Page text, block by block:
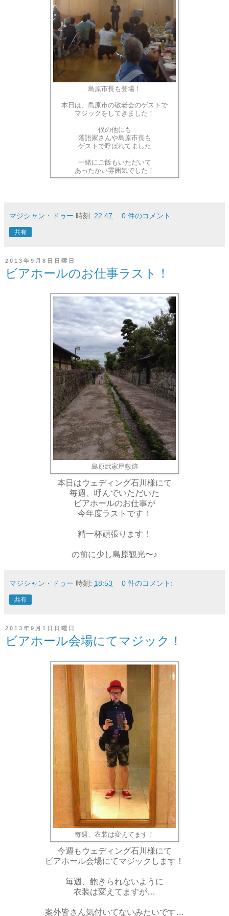
島原市長も登場！
本日は、島原市の敬老会のゲストで
マジックをしてきました！
僕の他にも
落語家さんや島原市長も
ゲストで呼ばれてました
一緒にご飯もいただいて
あったかい雰囲気でした！
マジシャン・ドゥー 時刻: 22:47 0 件のコメント:
共有
2013年9月8日日曜日
ビアホールのお仕事ラスト！
島原武家屋敷跡
本日はウェディング石川様にて
毎週、呼んでいただいた
ビアホールのお仕事が
今年度ラストです！
精一杯頑張ります！
の前に少し島原観光〜♪
マジシャン・ドゥー 時刻: 18:53 0 件のコメント:
共有
2013年9月1日日曜日
ビアホール会場にてマジック！
毎週、衣装は変えてます！
今週もウェディング石川様にて
ビアホール会場にてマジックします！
毎週、飽きられないように
衣装は変えてますが…
案外皆さん気付いてないみたいです…